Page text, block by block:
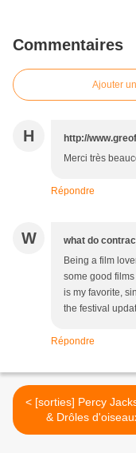
Commentaires
Ajouter
H http://
Merci très
Répondre
W what do
Being a film
some good
is my favorite,
the festival
Répondre
< [sorties] Percy Jackson 2
& Drôles